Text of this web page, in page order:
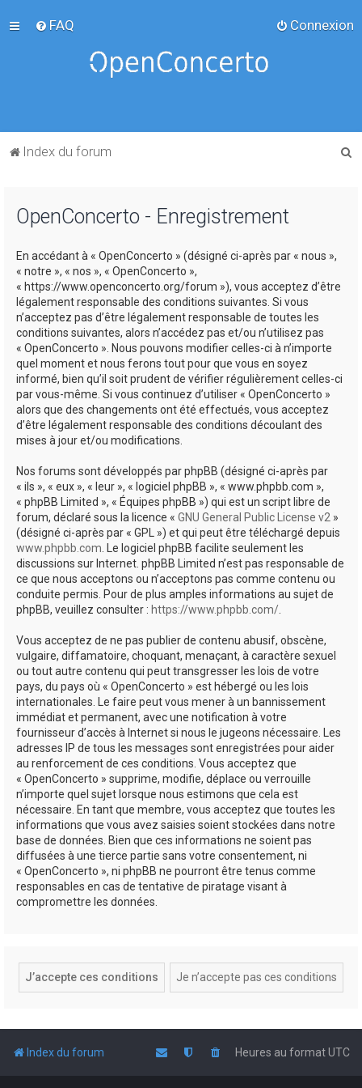
FAQ Connexion
Index du forum
OpenConcerto - Enregistrement
En accédant à « OpenConcerto » (désigné ci-après par « nous »,
« notre », « nos », « OpenConcerto »,
« https://www.openconcerto.org/forum »), vous acceptez d’être
légalement responsable des conditions suivantes. Si vous
n’acceptez pas d’être légalement responsable de toutes les
conditions suivantes, alors n’accédez pas et/ou n’utilisez pas
« OpenConcerto ». Nous pouvons modifier celles-ci à n’importe
quel moment et nous ferons tout pour que vous en soyez
informé, bien qu’il soit prudent de vérifier régulièrement celles-ci
par vous-même. Si vous continuez d’utiliser « OpenConcerto »
alors que des changements ont été effectués, vous acceptez
d’être légalement responsable des conditions découlant des
mises à jour et/ou modifications.
Nos forums sont développés par phpBB (désigné ci-après par
« ils », « eux », « leur », « logiciel phpBB », « www.phpbb.com »,
« phpBB Limited », « Équipes phpBB ») qui est un script libre de
forum, déclaré sous la licence « GNU General Public License v2 »
(désigné ci-après par « GPL ») et qui peut être téléchargé depuis
www.phpbb.com. Le logiciel phpBB facilite seulement les
discussions sur Internet. phpBB Limited n’est pas responsable de
ce que nous acceptons ou n’acceptons pas comme contenu ou
conduite permis. Pour de plus amples informations au sujet de
phpBB, veuillez consulter : https://www.phpbb.com/.
Vous acceptez de ne pas publier de contenu abusif, obscène,
vulgaire, diffamatoire, choquant, menaçant, à caractère sexuel
ou tout autre contenu qui peut transgresser les lois de votre
pays, du pays où « OpenConcerto » est hébergé ou les lois
internationales. Le faire peut vous mener à un bannissement
immédiat et permanent, avec une notification à votre
fournisseur d’accès à Internet si nous le jugeons nécessaire. Les
adresses IP de tous les messages sont enregistrées pour aider
au renforcement de ces conditions. Vous acceptez que
« OpenConcerto » supprime, modifie, déplace ou verrouille
n’importe quel sujet lorsque nous estimons que cela est
nécessaire. En tant que membre, vous acceptez que toutes les
informations que vous avez saisies soient stockées dans notre
base de données. Bien que ces informations ne soient pas
diffusées à une tierce partie sans votre consentement, ni
« OpenConcerto », ni phpBB ne pourront être tenus comme
responsables en cas de tentative de piratage visant à
compromettre les données.
Index du forum Heures au formatUTC